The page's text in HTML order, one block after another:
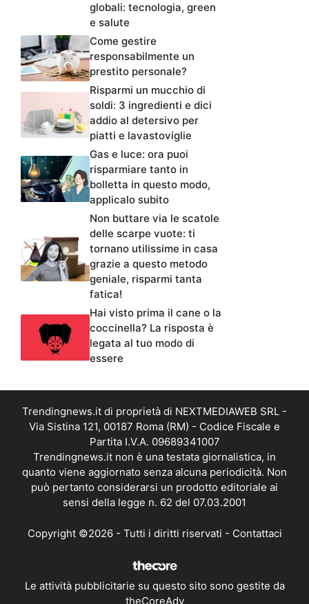
globali: tecnologia, green
e salute
Come gestire
responsabilmente un
prestito personale?
Risparmi un mucchio di
soldi: 3 ingredienti e dici
addio al detersivo per
piatti e lavastoviglie
Gas e luce: ora puoi
risparmiare tanto in
bolletta in questo modo,
applicalo subito
Non buttare via le scatole
delle scarpe vuote: ti
tornano utilissime in casa
grazie a questo metodo
geniale, risparmi tanta
fatica!
Hai visto prima il cane o la
coccinella? La risposta è
legata al tuo modo di
essere
Trendingnews.it di proprietà di NEXTMEDIAWEB SRL -
Via Sistina 121, 00187 Roma (RM) - Codice Fiscale e
Partita I.V.A. 09689341007
Trendingnews.it non è una testata giornalistica, in
quanto viene aggiornato senza alcuna periodicità. Non
può pertanto considerarsi un prodotto editoriale ai
sensi della legge n. 62 del 07.03.2001
Copyright ©2026 - Tutti i diritti riservati - Contattaci
Le attività pubblicitarie su questo sito sono gestite da
theCoreAdv